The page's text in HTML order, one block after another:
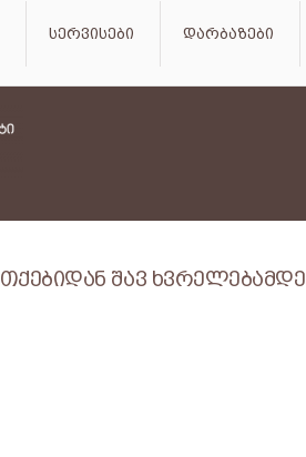
სერვისები დარბაზები
შავ ხვრელებამდე